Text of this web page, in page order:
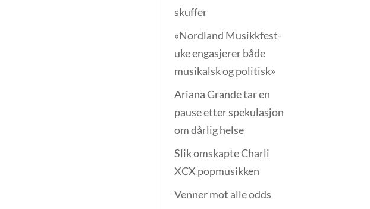
skuffer
«Nordland Musikkfest­
uke engasjerer både
musikalsk og politisk»
Ariana Grande tar en
pause etter spekulasjon
om dårlig helse
Slik omskapte Charli
XCX popmusikken
Venner mot alle odds